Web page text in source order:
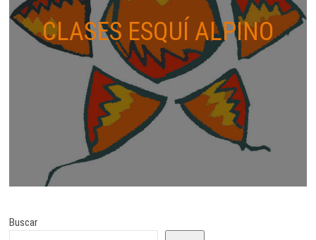
CLASES ESQUÍ ALPINO
Buscar